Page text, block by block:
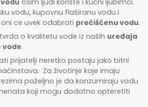
vodu, kupovnu flaširanu vodu i
ce uvek odabrati prečišćenu vodu.
o kvalitetu vode iz naših uređaja
vode.
prijatelji neretko postaju jako bitni
Za životinje koje imaju
poželjno je da konzumiraju vodu
koji mogu dodatno opteretiti